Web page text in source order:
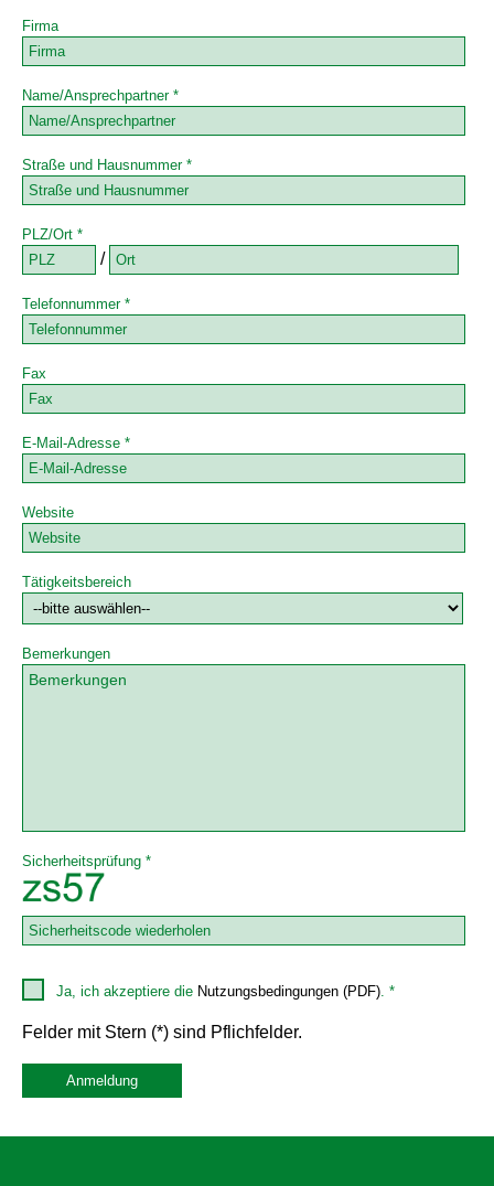
Firma
Name/Ansprechpartner *
Straße und Hausnummer *
PLZ/Ort *
/
Telefonnummer *
Fax
E-Mail-Adresse *
Website
Tätigkeitsbereich
Bemerkungen
Sicherheitsprüfung *
Ja, ich akzeptiere die Nutzungsbedingungen (PDF). *
Felder mit Stern (*) sind Pflichfelder.
Anmeldung